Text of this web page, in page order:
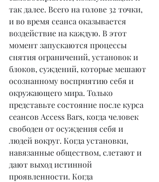
так далее. Всего на голове 32 точки,
и во время сеанса оказывается
воздействие на каждую. В этот
момент запускаются процессы
снятия ограничений, установок и
блоков, суждений, которые мешают
осознанному восприятию себя и
окружающего мира. Только
представьте состояние после курса
сеансов Access Bars, когда человек
свободен от осуждения себя и
людей вокруг. Когда установки,
навязанные обществом, слетают и
дают выход истинной
проявленности. Когда